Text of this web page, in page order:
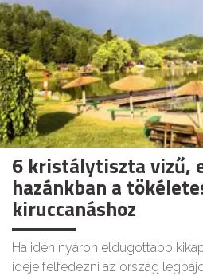
6 kristálytiszta vizű,
hazánkban a
kiruccanáshoz
Ha idén nyáron eldugottabb
ideje felfedezni az ország